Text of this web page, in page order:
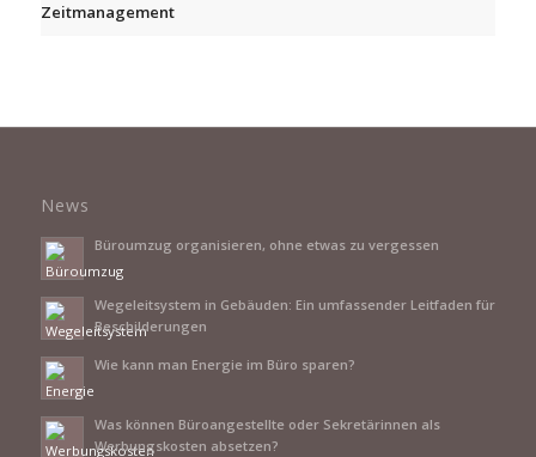
Zeitmanagement
News
Büroumzug organisieren, ohne etwas zu vergessen
Wegeleitsystem in Gebäuden: Ein umfassender Leitfaden für
Beschilderungen
Wie kann man Energie im Büro sparen?
Was können Büroangestellte oder Sekretärinnen als
Werbungskosten absetzen?